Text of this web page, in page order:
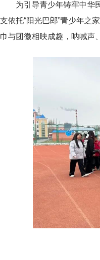
为引导青少年铸牢中华
支依托“阳光巴郎”青少年之
巾与团徽相映成趣，呐喊声